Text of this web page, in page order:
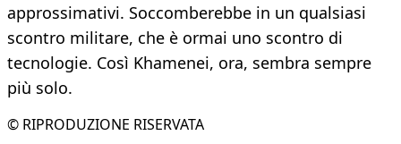
approssimativi. Soccomberebbe in un qualsiasi
scontro militare, che è ormai uno scontro di
tecnologie. Così Khamenei, ora, sembra sempre
più solo.
© RIPRODUZIONE RISERVATA